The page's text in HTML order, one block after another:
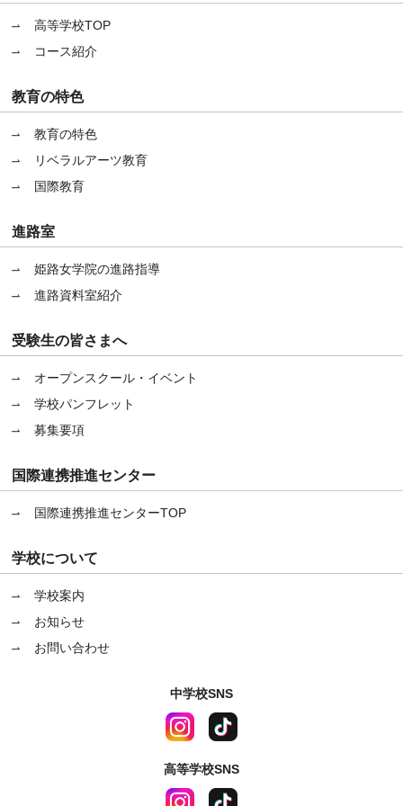
高等学校TOP
コース紹介
教育の特色
教育の特色
リベラルアーツ教育
国際教育
進路室
姫路女学院の進路指導
進路資料室紹介
受験生の皆さまへ
オープンスクール・イベント
学校パンフレット
募集要項
国際連携推進センター
国際連携推進センターTOP
学校について
学校案内
お知らせ
お問い合わせ
中学校SNS
高等学校SNS